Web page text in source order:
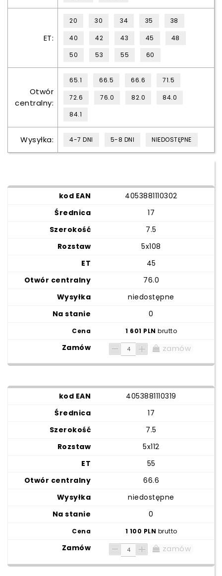
ET:
20 30 34 35 38
40 42 43 45 48
50 53 55 60
Otwór
centralny:
65.1 66.5 66.6 71.5
72.6 76.0 82.0 84.0
84.1
Wysyłka: 4-7 DNI 5-8 DNI NIEDOSTĘPNE
4053881110302
17
7.5
5x108
45
76.0
niedostępne
0
1 601 PLNbrutto
zamów
4053881110319
17
7.5
5x112
55
66.6
niedostępne
0
1 100 PLN brutto
zamów